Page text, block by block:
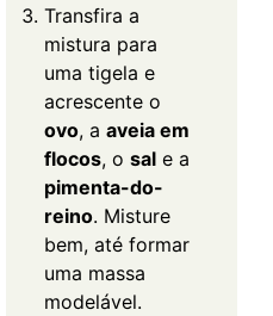
Transfira a
mistura para
uma tigela e
acrescente o
ovo, a aveia em
flocos, o sal e a
pimenta-do-
reino. Misture
bem, até formar
uma massa
modelável.